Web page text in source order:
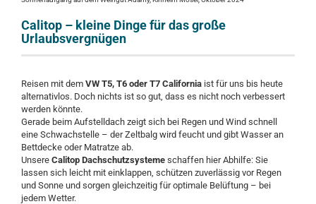
Calitop – kleine Dinge für das große
Urlaubsvergnügen
Reisen mit dem VW T5, T6 oder T7 California ist für uns bis heute
alternativlos. Doch nichts ist so gut, dass es nicht noch verbessert
werden könnte.
Gerade beim Aufstelldach zeigt sich bei Regen und Wind schnell
eine Schwachstelle – der Zeltbalg wird feucht und gibt Wasser an
Bettdecke oder Matratze ab.
Unsere Calitop Dachschutzsysteme schaffen hier Abhilfe: Sie
lassen sich leicht mit einklappen, schützen zuverlässig vor Regen
und Sonne und sorgen gleichzeitig für optimale Belüftung – bei
jedem Wetter.